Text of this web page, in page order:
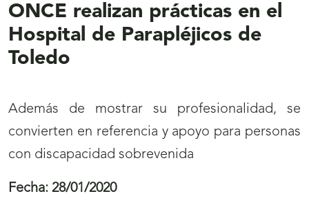
ONCE realizan prácticas en el
Hospital de Parapléjicos de
Toledo
Además de mostrar su profesionalidad, se
convierten en referencia y apoyo para personas
con discapacidad sobrevenida
Fecha: 28/01/2020